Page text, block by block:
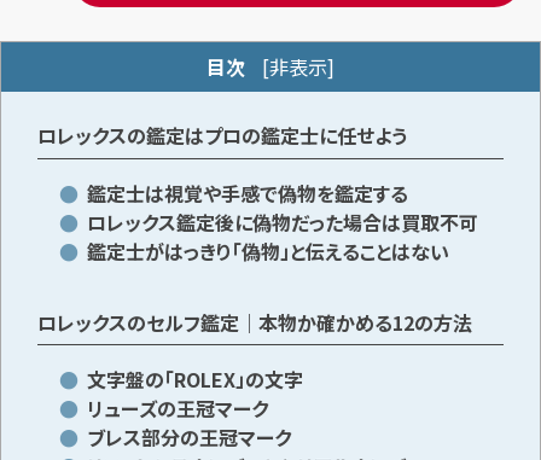
目次 [非表示]
ロレックスの鑑定はプロの鑑定士に任せよう
鑑定士は視覚や手感で偽物を鑑定する
ロレックス鑑定後に偽物だった場合は買取不可
鑑定士がはっきり「偽物」と伝えることはない
ロレックスのセルフ鑑定｜本物か確かめる12の方法
文字盤の「ROLEX」の文字
リューズの王冠マーク
ブレス部分の王冠マーク